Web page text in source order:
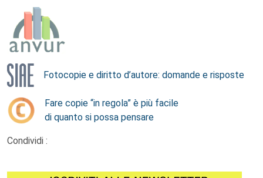
Fotocopie e diritto d’autore: domande e risposte
Fare copie “in regola” è più facile
di quanto si possa pensare
Condividi :